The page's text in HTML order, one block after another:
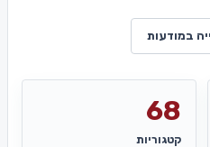
במודעות
68
קטגוריות